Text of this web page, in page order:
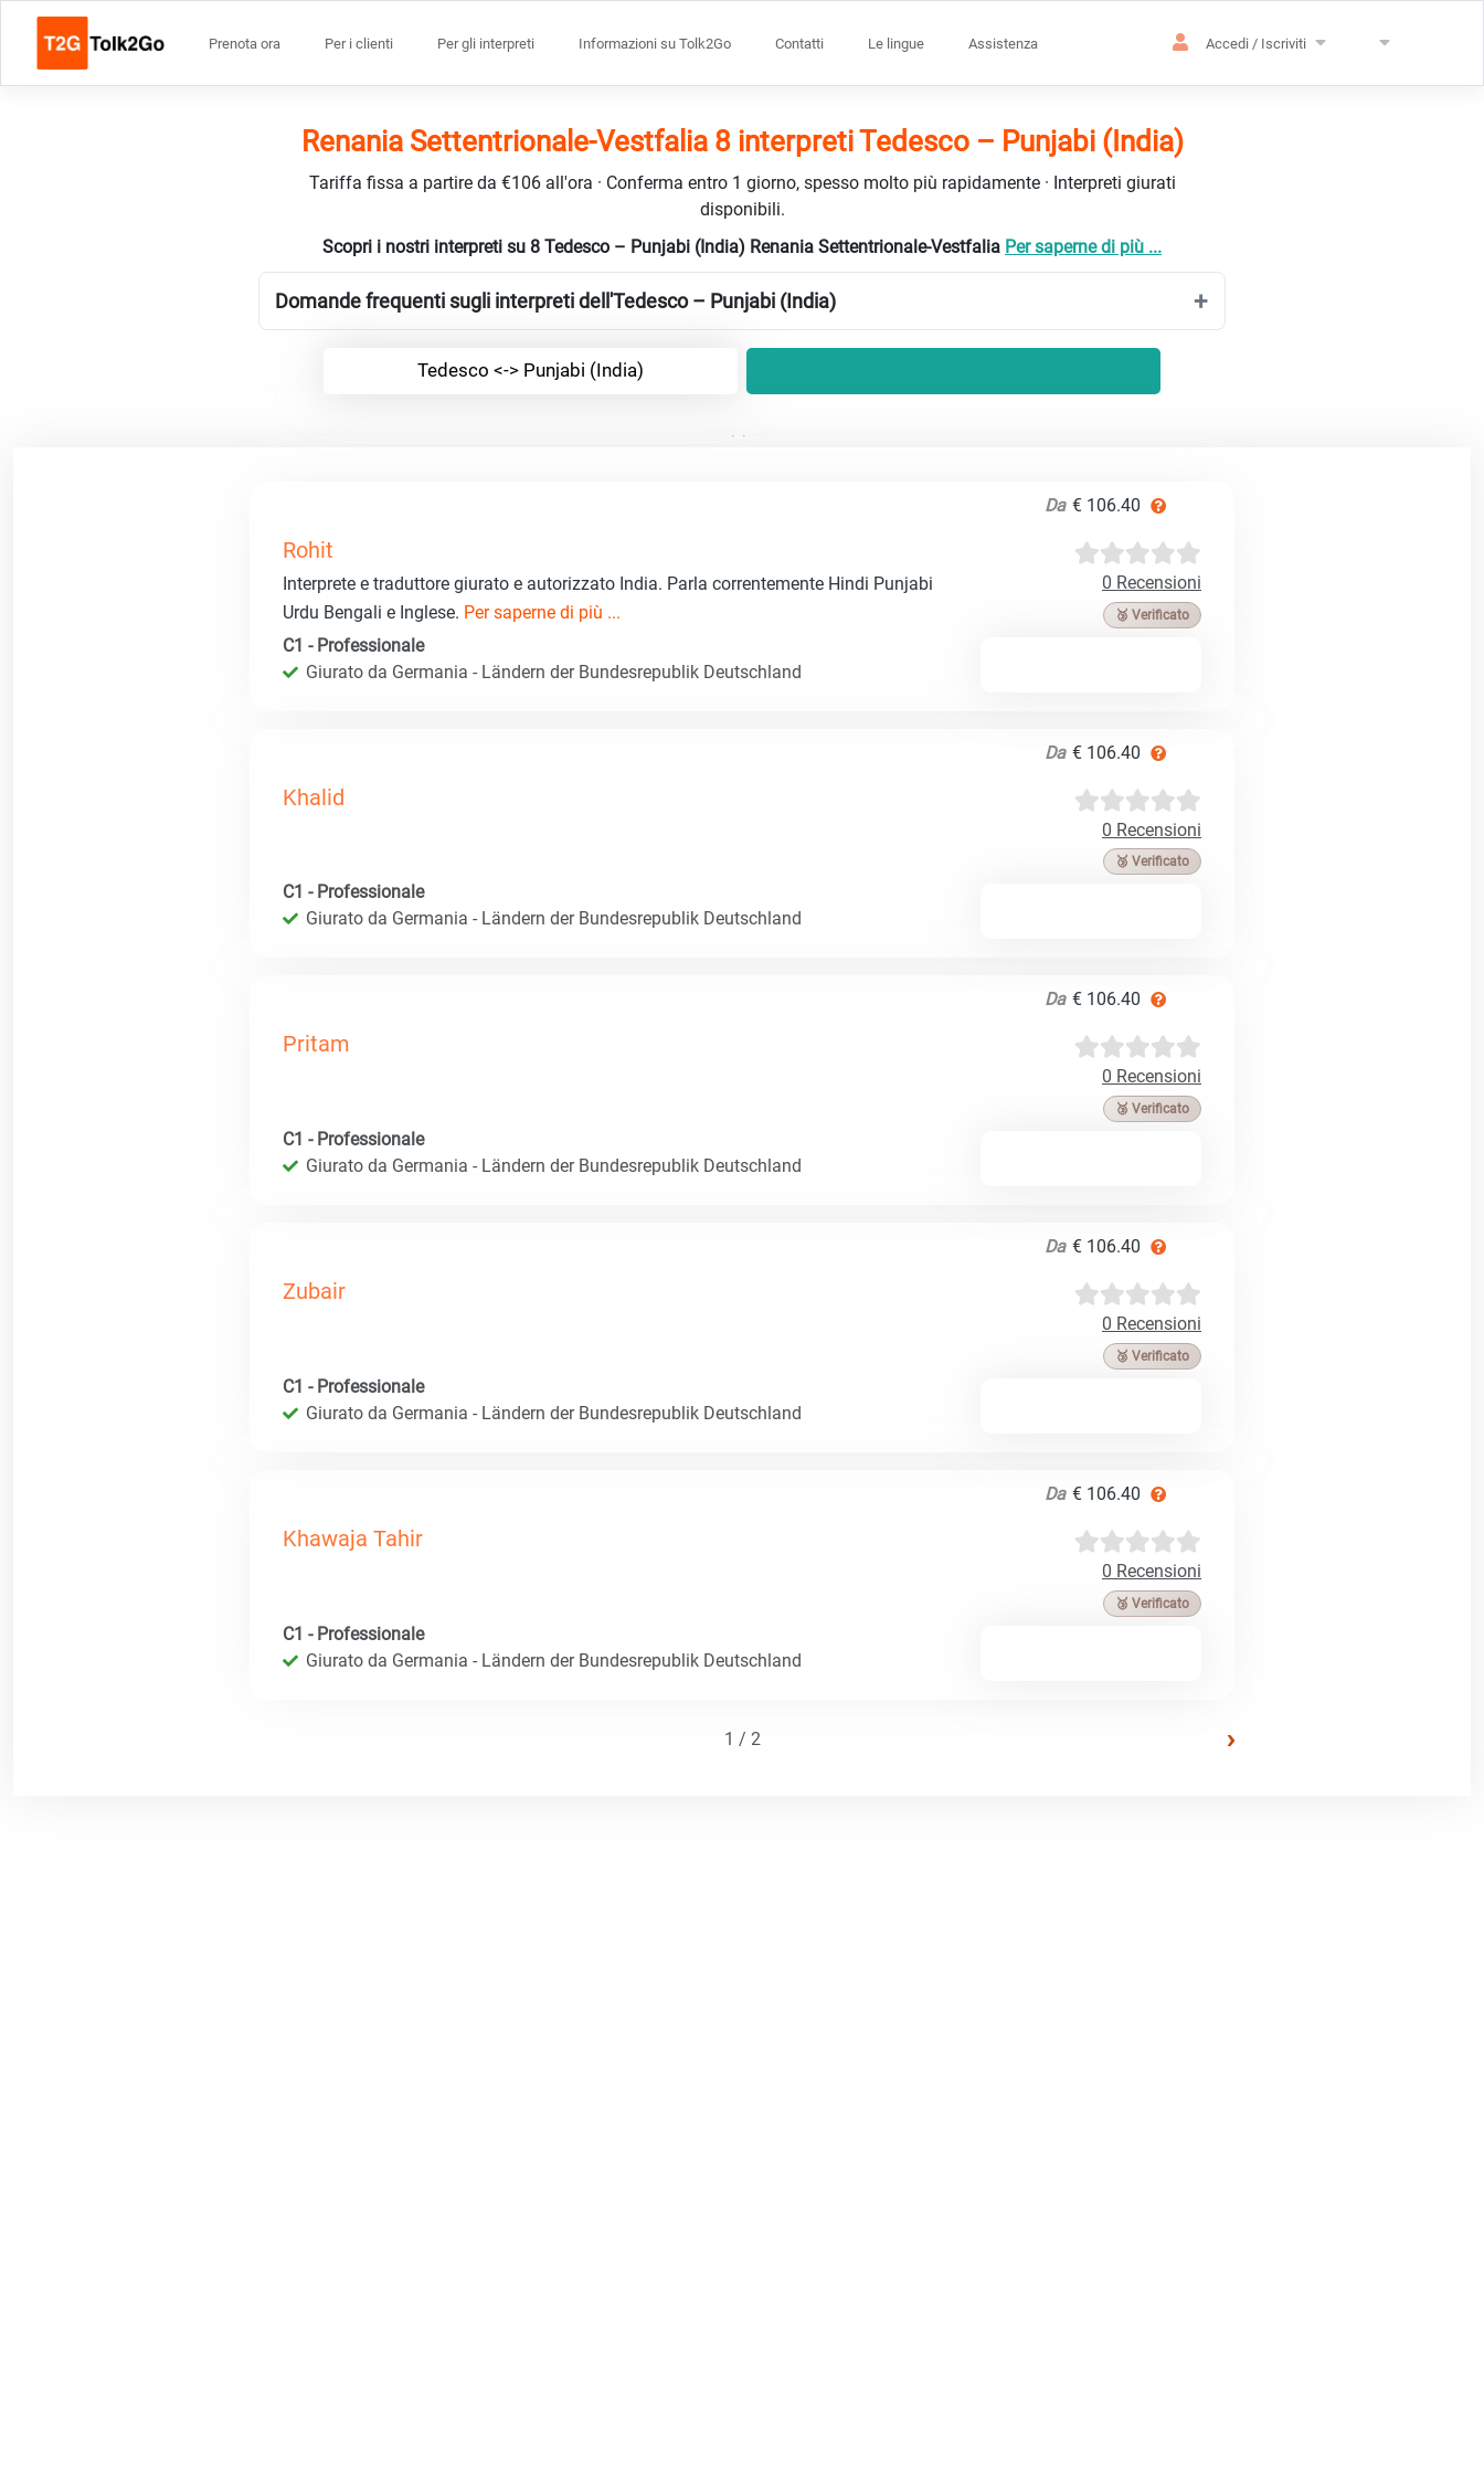
Prenota ora Per i clienti Per gli interpreti Informazioni su Tolk2Go Contatti Le lingue Assistenza Accedi / Iscriviti
Renania Settentrionale-Vestfalia 8 interpreti Tedesco – Punjabi (India)
Tariffa fissa a partire da €106 all'ora · Conferma entro 1 giorno, spesso molto più rapidamente · Interpreti giurati
disponibili.
Scopri i nostri interpreti su 8 Tedesco – Punjabi (India) Renania Settentrionale-Vestfalia Per saperne di più ...
Domande frequenti sugli interpreti dell'Tedesco – Punjabi (India)
Tedesco <-> Punjabi (India)
Da € 106.40
Rohit
0 Recensioni
🥉 Verificato
Interprete e traduttore giurato e autorizzato India. Parla correntemente Hindi Punjabi
Urdu Bengali e Inglese. Per saperne di più ...
C1 - Professionale
Giurato da Germania - Ländern der Bundesrepublik Deutschland
Da € 106.40
Khalid
0 Recensioni
🥉 Verificato
C1 - Professionale
Giurato da Germania - Ländern der Bundesrepublik Deutschland
Da € 106.40
Pritam
0 Recensioni
🥉 Verificato
C1 - Professionale
Giurato da Germania - Ländern der Bundesrepublik Deutschland
Da € 106.40
Zubair
0 Recensioni
🥉 Verificato
C1 - Professionale
Giurato da Germania - Ländern der Bundesrepublik Deutschland
Da € 106.40
Khawaja Tahir
0 Recensioni
🥉 Verificato
C1 - Professionale
Giurato da Germania - Ländern der Bundesrepublik Deutschland
1 / 2 ›